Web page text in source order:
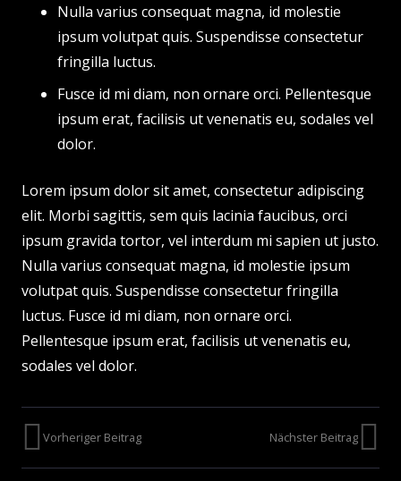
Nulla varius consequat magna, id molestie
ipsum volutpat quis. Suspendisse consectetur
fringilla luctus.
Fusce id mi diam, non ornare orci. Pellentesque
ipsum erat, facilisis ut venenatis eu, sodales vel
dolor.
Lorem ipsum dolor sit amet, consectetur adipiscing
elit. Morbi sagittis, sem quis lacinia faucibus, orci
ipsum gravida tortor, vel interdum mi sapien ut justo.
Nulla varius consequat magna, id molestie ipsum
volutpat quis. Suspendisse consectetur fringilla
luctus. Fusce id mi diam, non ornare orci.
Pellentesque ipsum erat, facilisis ut venenatis eu,
sodales vel dolor.
Vorheriger Beitrag Nächster Beitrag